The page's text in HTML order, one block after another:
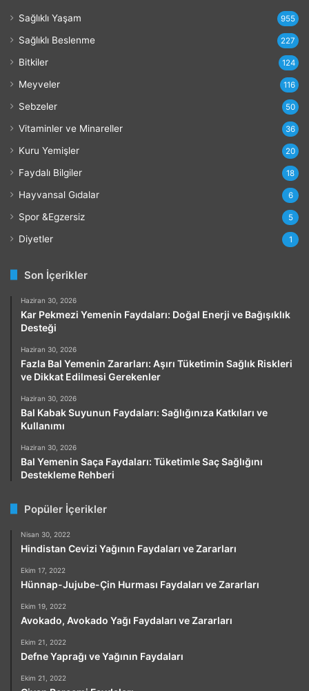
Sağlıklı Yaşam 955
Sağlıklı Beslenme 227
Bitkiler 124
Meyveler 116
Sebzeler 50
Vitaminler ve Minareller 36
Kuru Yemişler 20
Faydalı Bilgiler 18
Hayvansal Gıdalar 6
Spor &Egzersiz 5
Diyetler 1
Son İçerikler
Haziran 30, 2026
Kar Pekmezi Yemenin Faydaları: Doğal Enerji ve Bağışıklık
Desteği
Haziran 30, 2026
Fazla Bal Yemenin Zararları: Aşırı Tüketimin Sağlık Riskleri
ve Dikkat Edilmesi Gerekenler
Haziran 30, 2026
Bal Kabak Suyunun Faydaları: Sağlığınıza Katkıları ve
Kullanımı
Haziran 30, 2026
Bal Yemenin Saça Faydaları: Tüketimle Saç Sağlığını
Destekleme Rehberi
Popüler İçerikler
Nisan 30, 2022
Hindistan Cevizi Yağının Faydaları ve Zararları
Ekim 17, 2022
Hünnap-Jujube-Çin Hurması Faydaları ve Zararları
Ekim 19, 2022
Avokado, Avokado Yağı Faydaları ve Zararları
Ekim 21, 2022
Defne Yaprağı ve Yağının Faydaları
Ekim 21, 2022